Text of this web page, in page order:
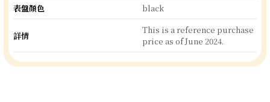
表盤顏色
black
詳情
This is a reference purchase
price as of June 2024.